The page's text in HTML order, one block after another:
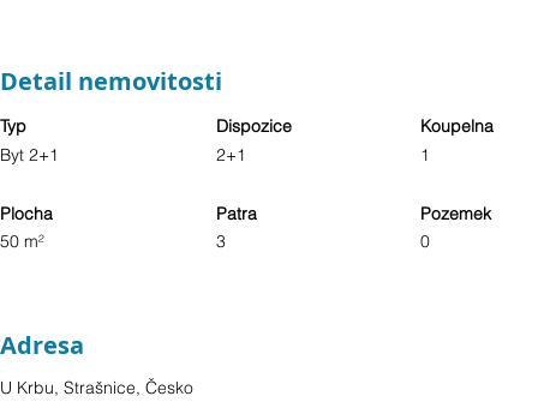
Detail nemovitosti
Typ
Byt 2+1
Dispozice
2+1
Koupelna
1
Plocha
50 m²
Patra
3
Pozemek
0
Adresa
U Krbu, Strašnice, Česko